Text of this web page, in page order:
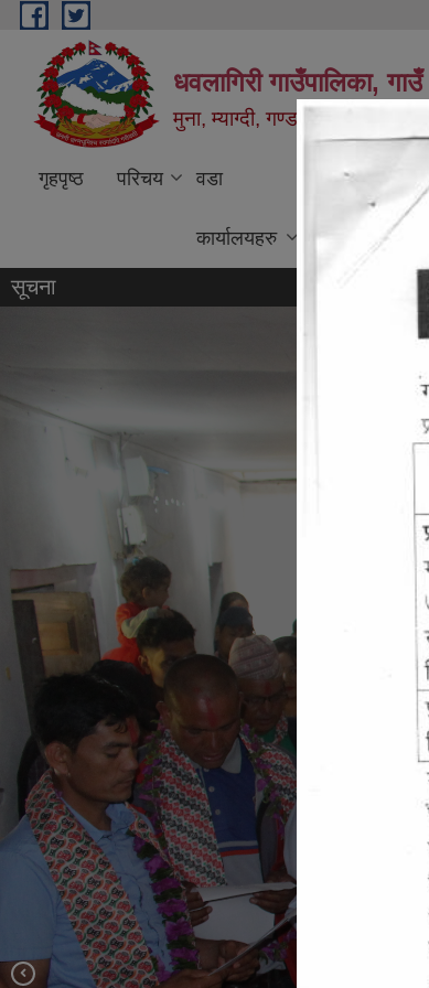
Skip to main content
धवलागिरी गाउँपालिका,
मुना, म्याग्दी, गण्डकी प्रदेश, नेपाल
गृहपृष्ठ परिचय वडा
कार्यालयहरु
कार्यक्रम तथा
परियोजना
सूचना